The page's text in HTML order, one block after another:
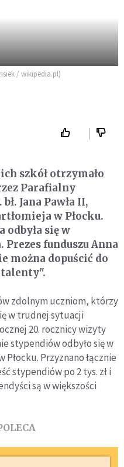
/ wikipedia.pl)
szkół otrzymało
Parafialny
Jana Pawła II,
w Płocku.
odbyła się w
funduszu Anna
można dopuścić do
talenty".
zdolnym uczniom, którzy
w trudnej sytuacji
20. rocznicy wizyty
stypendiów odbyło się w
Płocku. Przyznano łącznie
stypendiów po 2 tys. zł i
są w większości